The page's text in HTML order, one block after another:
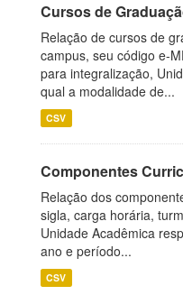
Cursos de
Relação de cursos de
campus, seu código e-
para integralização,
qual a modalidade de...
CSV
Componentes
Relação dos
sigla, carga horária,
Unidade Acadêmica
ano e período...
CSV